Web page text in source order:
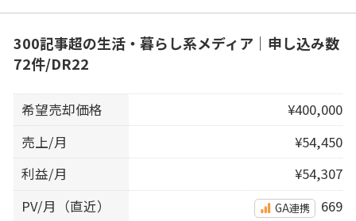
300記事超の生活・暮らし系メディア｜申し込み数
72件/DR22
希望売却価格
¥400,000
売上/月
¥54,450
利益/月
¥54,307
PV/月（直近）
GA連携 669